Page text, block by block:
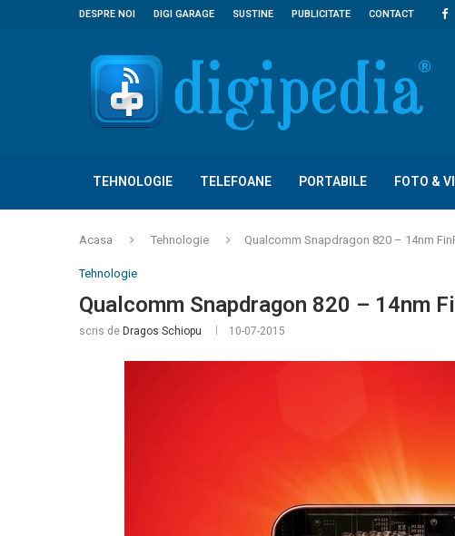
DESPRE NOI DIGI GARAGE SUSTINE PUBLICITATE CONTACT
TEHNOLOGIE TELEFOANE PORTABILE FOTO &
Acasa Tehnologie Qualcomm Snapdragon 820 – 14nm
Tehnologie
Qualcomm Snapdragon 820 – 14nm
scris de Dragos Schiopu 10-07-2015